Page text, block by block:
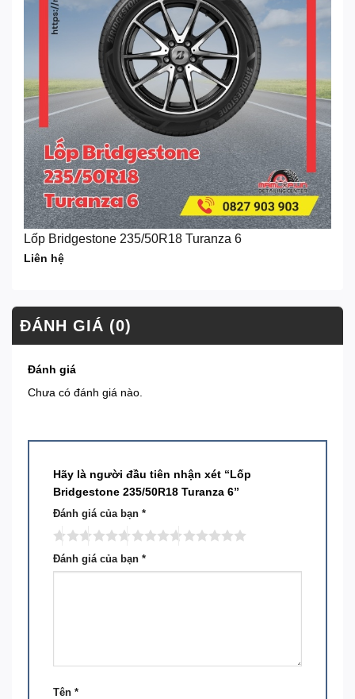
Lốp Bridgestone 235/50R18 Turanza 6
Liên hệ
ĐÁNH GIÁ (0)
Đánh giá
Chưa có đánh giá nào.
Hãy là người đầu tiên nhận xét “Lốp
Bridgestone 235/50R18 Turanza 6”
Đánh giá của bạn *
Đánh giá của bạn *
Tên *